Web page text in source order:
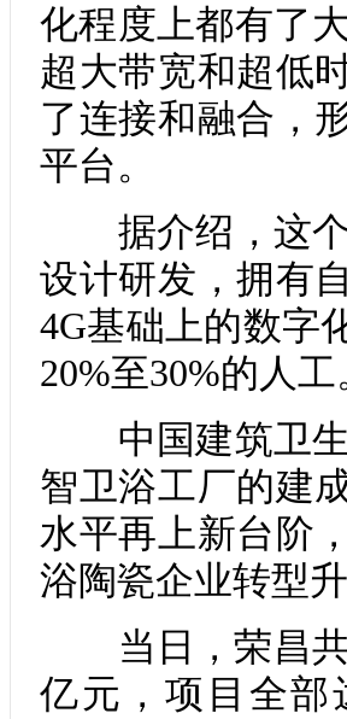
化程度上都有了
超大带宽和超低
了连接和融合，
平台。
据介绍，这个
设计研发，拥有
4G基础上的数字
20%至30%的人工
中国建筑卫生
智卫浴工厂的建
水平再上新台阶
浴陶瓷企业转型
当日，荣昌共
亿元，项目全部